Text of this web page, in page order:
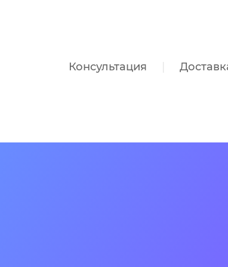
Консультация